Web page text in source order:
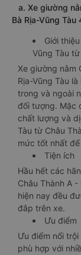
a. Xe giường
Bà Rịa-Vũng
Giới
Vũng Tàu
Xe giường nằm
Rịa-Vũng Tàu
trong và ngoài
đối tượng. Mặc
chất lượng và
Tàu từ Châu
mức tốt nhất
Tiện ích
Hầu hết các
Châu Thành A -
hiện nay đều
đắp trên xe.
Ưu điểm
Ưu điểm nổi
phù hợp với